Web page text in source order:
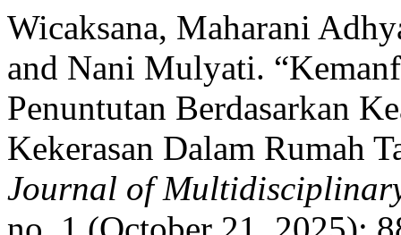
Wicaksana, Maharani
and Nani Mulyati.
Penuntutan Berdasarkan
Kekerasan Dalam Rumah
Journal of